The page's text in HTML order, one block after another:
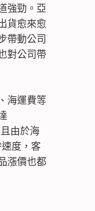
強勁。亞
貨愈來愈
帶動公司
對公司帶
海運費等
由於海
度，客
漲價也都